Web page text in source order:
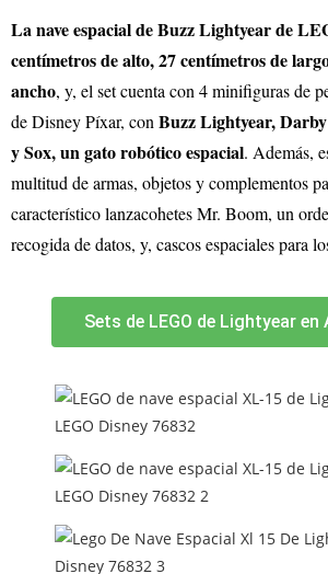
La nave espacial de Buzz Lightyear de
centímetros de alto, 27 centímetros de
ancho, y, el set cuenta con 4 minifiguras de
de Disney Píxar, con Buzz Lightyear,
y Sox, un gato robótico espacial. Además,
multitud de armas, objetos y complementos
característico lanzacohetes Mr. Boom, un
recogida de datos, y, cascos espaciales para
Sets de LEGO de Lightyear en